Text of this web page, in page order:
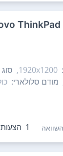
1920x1200,
מודם סלולארי:
1 הצעות